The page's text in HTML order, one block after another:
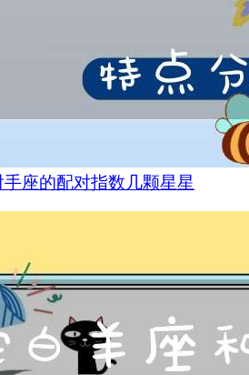
座的配对指数几颗星星